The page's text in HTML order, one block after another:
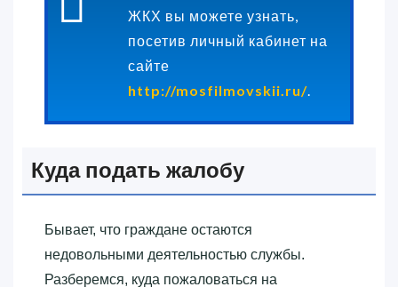
ЖКХ вы можете узнать,
посетив личный кабинет на
сайте
http://mosfilmovskii.ru/
Куда подать жалобу
Бывает, что граждане остаются
недовольными деятельностью службы.
Разберемся, куда пожаловаться на